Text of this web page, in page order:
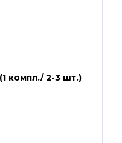
компл./ 2-3 шт.)